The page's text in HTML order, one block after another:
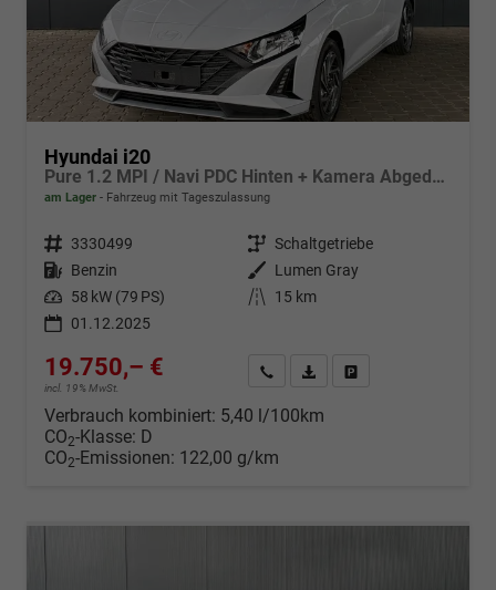
Hyundai i20
Pure 1.2 MPI / Navi PDC Hinten + Kamera Abgedunkelte Scheiben Tempomat Alu 16"
am Lager Fahrzeug mit Tageszulassung
Fahrzeugnr. 3330499 Getriebe Schaltgetriebe
Kraftstoff Benzin Außenfarbe
Lumen Gray
Leistung 58 kW (79 PS) Kilometerstand
15 km
01.12.2025
19.750,– €
incl. 19% MwSt.
Wir rufen Sie anFahrzeugexposé (PDF)
Verbrauch kombiniert: 5,40 l/100km
CO2-Klasse: D
CO2-Emissionen: 122,00 g/km